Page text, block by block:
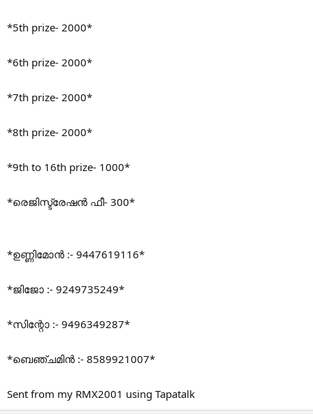
*5th prize- 2000*
*6th prize- 2000*
*7th prize- 2000*
*8th prize- 2000*
*9th to 16th prize- 1000*
*രെജിസ്ട്രേഷൻ ഫീ- 300*
*ഉണ്ണിമോൻ :- 9447619116*
*ജിജോ :- 9249735249*
*സിന്റോ :- 9496349287*
*ബെഞ്ചമിൻ :- 8589921007*
Sent from my RMX2001 using Tapatalk